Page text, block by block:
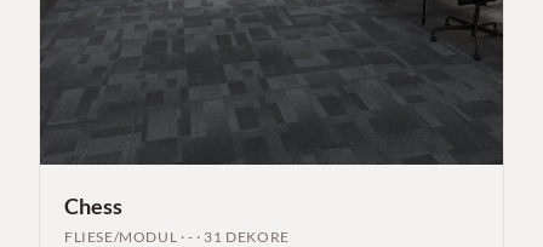
Chess
FLIESE/MODUL ·- · 31 DEKORE